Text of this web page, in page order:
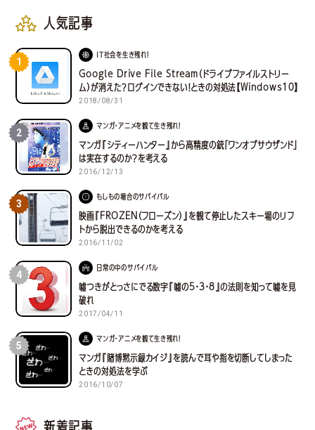
人気記事
1
IT社会を生き残れ！
Google Drive File Stream（ドライブファイルストリー
ム）が消えた？ログインできない！ときの対処法【Windows10】
2018/08/31
2
マンガ・アニメを観て生き残れ！
マンガ『シティーハンター』から高精度の銃「ワンオブサウザンド」
は実在するのか？を考える
2016/12/13
3
もしもの場合のサバイバル
映画『FROZEN（フローズン）』を観て停止したスキー場のリフ
トから脱出できるのかを考える
2016/11/02
4
日常の中のサバイバル
嘘つきがとっさにでる数字『嘘の5・3・8』の法則を知って嘘を見
破れ
2017/04/11
5
マンガ・アニメを観て生き残れ！
マンガ『賭博黙示録カイジ』を読んで耳や指を切断してしまった
ときの対処法を学ぶ
2016/10/07